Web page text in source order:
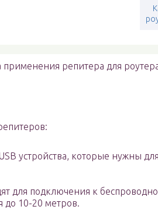
применения репитера для
устройства, которые нужны
для подключения к
до 10-20 метров.